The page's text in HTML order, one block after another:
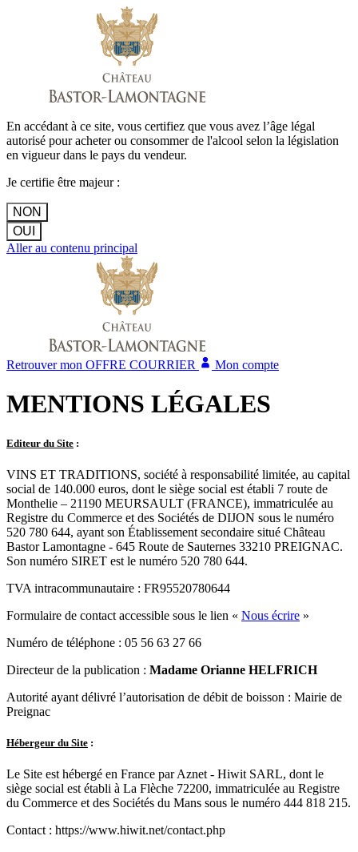
En accédant à ce site, vous certifiez que vous avez l’âge légal
autorisé pour acheter ou consommer de l'alcool selon la législation
en vigueur dans le pays du vendeur.
Je certifie être majeur :
NON
OUI
Aller au contenu principal
Retrouver mon OFFRE COURRIER Mon compte
MENTIONS LÉGALES
Editeur du Site :
VINS ET TRADITIONS, société à responsabilité limitée, au capital
social de 140.000 euros, dont le siège social est établi 7 route de
Monthelie – 21190 MEURSAULT (FRANCE), immatriculée au
Registre du Commerce et des Sociétés de DIJON sous le numéro
520 780 644, ayant son Établissement secondaire situé Château
Bastor Lamontagne - 645 Route de Sauternes 33210 PREIGNAC.
Son numéro SIRET est le numéro 520 780 644.
TVA intracommunautaire : FR95520780644
Formulaire de contact accessible sous le lien « Nous écrire »
Numéro de téléphone : 05 56 63 27 66
Directeur de la publication : Madame Orianne HELFRICH
Autorité ayant délivré l’autorisation de débit de boisson : Mairie de
Preignac
Hébergeur du Site :
Le Site est hébergé en France par Aznet - Hiwit SARL, dont le
siège social est établi à La Flèche 72200, immatriculée au Registre
du Commerce et des Sociétés du Mans sous le numéro 444 818 215.
Contact : https://www.hiwit.net/contact.php